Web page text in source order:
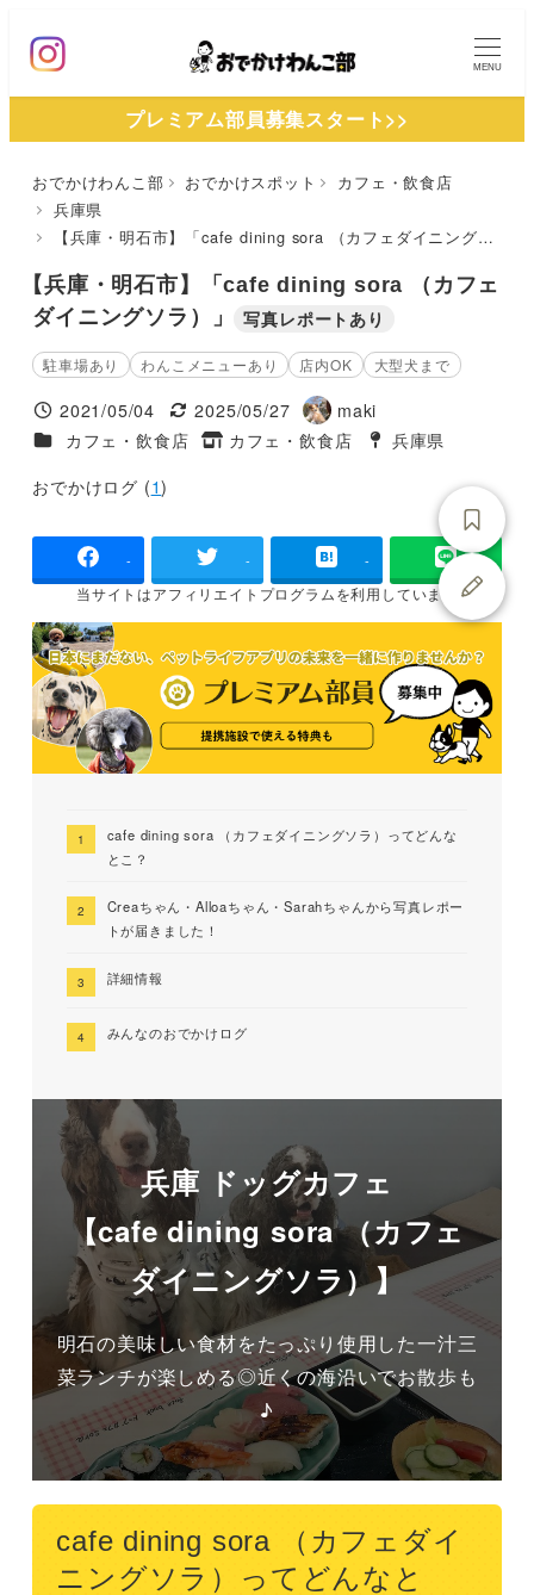
ン
MENU
プレミアム部員募集スタート>>
おでかけわんこ部 おでかけスポット
カフェ・飲食店
兵庫県
【兵庫・明石市】「cafe dining sora （カフェダイニングソラ）」
【兵庫・明石市】「cafe dining sora （カフェ
ダイニングソラ）」
写真レポートあり
駐車場あり わんこメニューあり 店内OK 大型犬まで
投稿日
2021/05/04
更新日
2025/05/27
著
者
maki
施設ジャンル
カフェ・飲食店
タグ
カフェ・飲食店
タグ
兵庫県
おでかけログ (1)
- - -
当サイトはアフィリエイトプログラムを利用しています
cafe dining sora （カフェダイニングソラ）ってどんな
とこ？
Creaちゃん・Alloaちゃん・Sarahちゃんから写真レポー
トが届きました！
詳細情報
みんなのおでかけログ
兵庫 ドッグカフェ
【cafe dining sora （カフェ
ダイニングソラ）】
明石の美味しい食材をたっぷり使用した一汁三
菜ランチが楽しめる◎近くの海沿いでお散歩も
♪
cafe dining sora （カフェダイ
ニングソラ）ってどんなと